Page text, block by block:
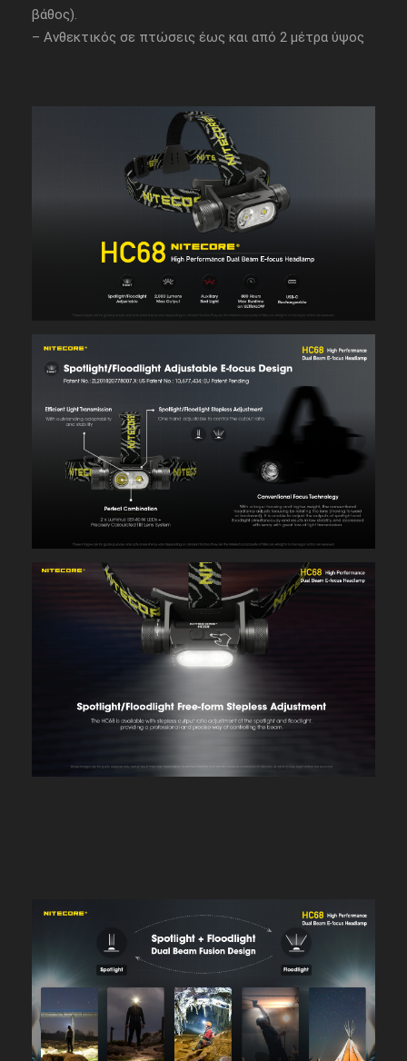
βάθος).
– Ανθεκτικός σε πτώσεις έως και από 2 μέτρα ύψος